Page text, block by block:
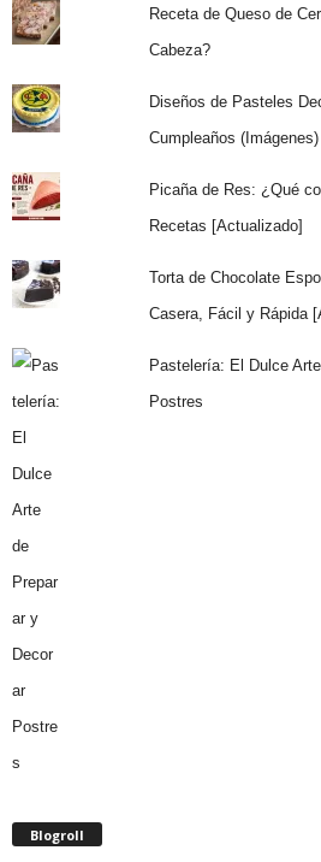
Receta de Queso de
Cabeza?
Diseños de Pasteles
Cumpleaños
Picaña de Res: ¿Qué
Recetas [Actualizado]
Torta de Chocolate
Casera, Fácil y Rápida
Pastelería: El Dulce
Postres
Blogroll